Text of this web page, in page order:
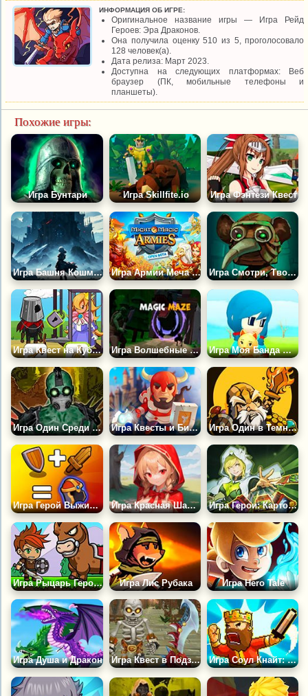
ИНФОРМАЦИЯ ОБ ИГРЕ:
Оригинальное название игры — Игра Рейд
Героев: Эра Драконов.
Она получила оценку 510 из 5, проголосовало
128 человек(а).
Дата релиза: Март 2023.
Доступна на следующих платформах: Веб
браузер (ПК, мобильные телефоны и
планшеты).
Похожие игры:
Игра Бунтари Игра Skillfite.io Игра Фэнтези Квест
Игра Башня Кошмаров Игра Армии Меча и Магии Игра Смотри, Твоя Добыча!
Игра Квест на Кубиках: Помоги Герою РПГ Игра Волшебные Лабиринты Игра Моя Банда Жителей
Игра Один Среди Зомби Игра Квесты и Битвы Игра Один в Темной Башне 1010
Игра Герой Выживания: Слияние РПГ Игра Красная Шапочка: РПГ Кликер Игра Герои: Карточные Сражения
Игра Рыцарь Герой: Приключение Игра Лис Рубака Игра Hero Tale
Игра Душа и Дракон Игра Квест в Подземелье Игра Соул Кнайт: Подземелья